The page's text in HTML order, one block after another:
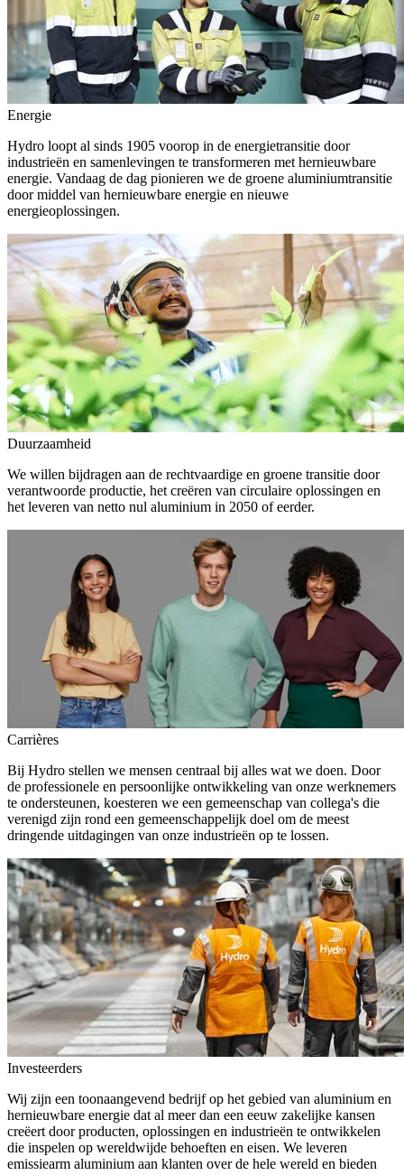
Energie
Hydro loopt al sinds 1905 voorop in de energietransitie door
industrieën en samenlevingen te transformeren met hernieuwbare
energie. Vandaag de dag pionieren we de groene aluminiumtransitie
door middel van hernieuwbare energie en nieuwe
energieoplossingen.
Duurzaamheid
We willen bijdragen aan de rechtvaardige en groene transitie door
verantwoorde productie, het creëren van circulaire oplossingen en
het leveren van netto nul aluminium in 2050 of eerder.
Carrières
Bij Hydro stellen we mensen centraal bij alles wat we doen. Door
de professionele en persoonlijke ontwikkeling van onze werknemers
te ondersteunen, koesteren we een gemeenschap van collega's die
verenigd zijn rond een gemeenschappelijk doel om de meest
dringende uitdagingen van onze industrieën op te lossen.
Investeerders
Wij zijn een toonaangevend bedrijf op het gebied van aluminium en
hernieuwbare energie dat al meer dan een eeuw zakelijke kansen
creëert door producten, oplossingen en industrieën te ontwikkelen
die inspelen op wereldwijde behoeften en eisen. We leveren
emissiearm aluminium aan klanten over de hele wereld en bieden